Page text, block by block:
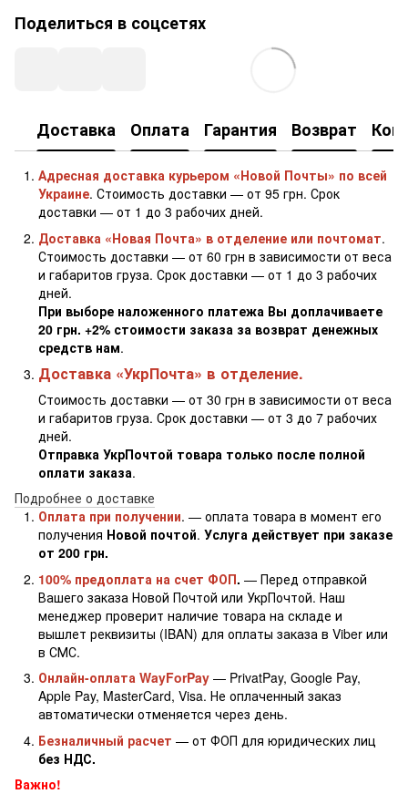
Поделиться в соцсетях
Доставка Оплата Гарантия Возврат
Адресная доставка курьером «Новой Почты» по всей
Украине. Стоимость доставки — от 95 грн. Срок
доставки — от 1 до 3 рабочих дней.
Доставка «Новая Почта» в отделение или почтомат.
Стоимость доставки — от 60 грн в зависимости от веса
и габаритов груза. Срок доставки — от 1 до 3 рабочих
дней.
При выборе наложенного платежа Вы доплачиваете
20 грн. +2% стоимости заказа за возврат денежных
средств нам.
Доставка «УкрПочта» в отделение.
Стоимость доставки — от 30 грн в зависимости от веса
и габаритов груза. Срок доставки — от 3 до 7 рабочих
дней.
Отправка УкрПочтой товара только после полной
оплати заказа.
Подробнее о доставке
Оплата при получении. — оплата товара в момент его
получения Новой почтой. Услуга действует при заказе
от 200 грн.
100% предоплата на счет ФОП. — Перед отправкой
Вашего заказа Новой Почтой или УкрПочтой. Наш
менеджер проверит наличие товара на складе и
вышлет реквизиты (IBAN) для оплаты заказа в Viber или
в СМС.
Онлайн-оплата WayForPay — PrivatPay, Google Pay,
Apple Pay, MasterCard, Visa. Не оплаченный заказ
автоматически отменяется через день.
Безналичный расчет — от ФОП для юридических лиц
без НДС.
Важно!